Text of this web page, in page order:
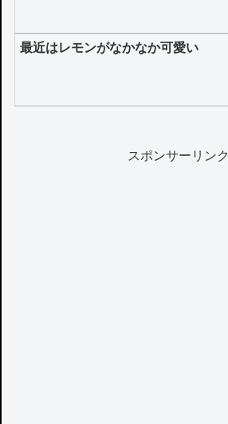
最近はレモンがなかなか可愛い
スポンサーリンク